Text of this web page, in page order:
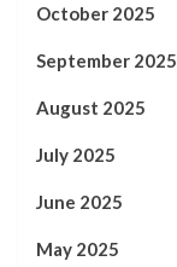
October 2025
September 2025
August 2025
July 2025
June 2025
May 2025